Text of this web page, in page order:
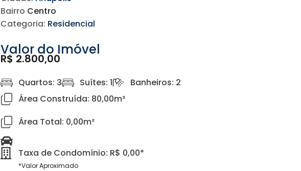
Bairro Centro
Categoria: Residencial
Valor do Imóvel
R$ 2.800,00
Quartos: 3 Suítes: 1
Banheiros: 2
Área Construída: 80,00m²
Área Total: 0,00m²
Taxa de Condomínio: R$ 0,00*
*Valor Aproximado